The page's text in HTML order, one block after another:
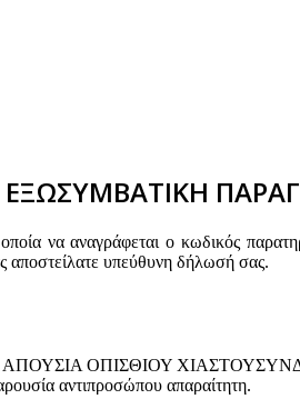
να αναγράφεται ο κωδικός
αποστείλατε υπεύθυνη δήλωσή σας.
ΟΠΙΣΘΙΟΥ
αντιπροσώπου απαραίτητη.